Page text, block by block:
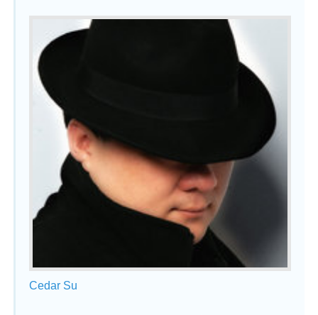
Cedar Su